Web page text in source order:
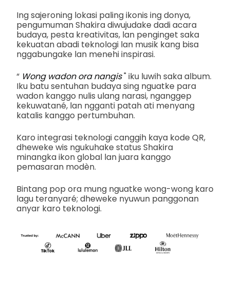
Ing sajeroning lokasi paling ikonis ing donya,
pengumuman Shakira diwujudake dadi acara
budaya, pesta kreativitas, lan penginget saka
kekuatan abadi teknologi lan musik kang bisa
nggabungake lan menehi inspirasi.
“ Wong wadon ora nangis" iku luwih saka album.
Iku batu sentuhan budaya sing nguatke para
wadon kanggo nulis ulang narasi, nganggep
kekuwatané, lan ngganti patah ati menyang
katalis kanggo pertumbuhan.
Karo integrasi teknologi canggih kaya kode QR,
dheweke wis ngukuhake status Shakira
minangka ikon global lan juara kanggo
pemasaran modèn.
Bintang pop ora mung nguatke wong-wong karo
lagu teranyaré; dheweke nyuwun panggonan
anyar karo teknologi.